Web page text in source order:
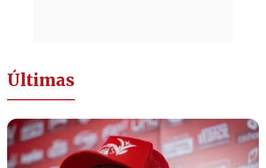
Últimas